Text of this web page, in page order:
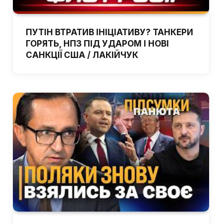
ПУТІН ВТРАТИВ ІНІЦІАТИВУ? ТАНКЕРИ
ГОРЯТЬ, НПЗ ПІД УДАРОМ І НОВІ
САНКЦІЇ США / ЛАКІЙЧУК